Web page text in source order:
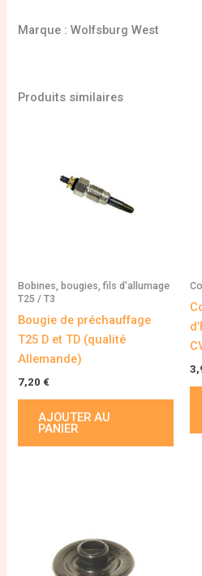
Marque : Wolfsburg West
Produits similaires
Bobines, bougies, fils d'allumage
T25 / T3
Bougie de préchauffage
T25 D et TD (qualité
Allemande)
7,20 €
AJOUTER AU
PANIER